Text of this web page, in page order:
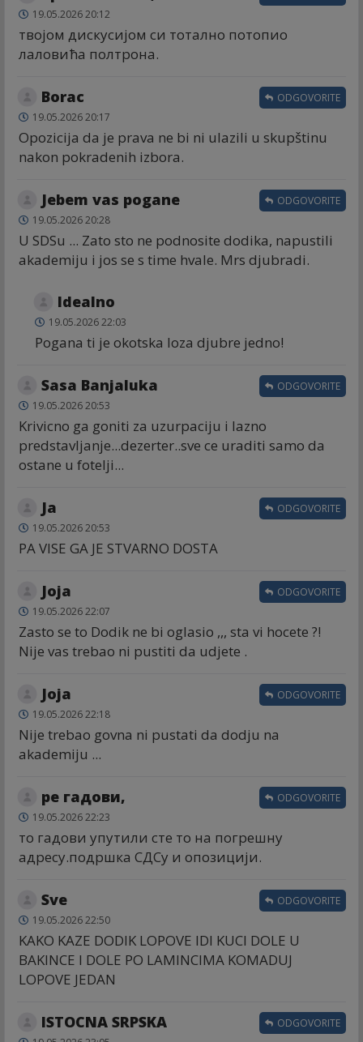
19.05.2026 20:12
твојом дискусијом си тотално потопио
лаловића полтрона.
Borac
19.05.2026 20:17
Opozicija da je prava ne bi ni ulazili u skupštinu
nakon pokradenih izbora.
ODGOVORITE
Jebem vas pogane
19.05.2026 20:28
U SDSu ... Zato sto ne podnosite dodika, napustili
akademiju i jos se s time hvale. Mrs djubradi.
ODGOVORITE
Idealno
19.05.2026 22:03
Pogana ti je okotska loza djubre jedno!
Sasa Banjaluka
19.05.2026 20:53
Krivicno ga goniti za uzurpaciju i lazno
predstavljanje...dezerter..sve ce uraditi samo da
ostane u fotelji...
ODGOVORITE
Ja
19.05.2026 20:53
PA VISE GA JE STVARNO DOSTA
ODGOVORITE
Joja
19.05.2026 22:07
Zasto se to Dodik ne bi oglasio ,,, sta vi hocete ?!
Nije vas trebao ni pustiti da udjete .
ODGOVORITE
Joja
19.05.2026 22:18
Nije trebao govna ni pustati da dodju na
akademiju ...
ODGOVORITE
ре гадови,
19.05.2026 22:23
то гадови упутили сте то на погрешну
адресу.подршка СДСу и опозицији.
ODGOVORITE
Sve
19.05.2026 22:50
KAKO KAZE DODIK LOPOVE IDI KUCI DOLE U
BAKINCE I DOLE PO LAMINCIMA KOMADUJ
LOPOVE JEDAN
ODGOVORITE
ISTOCNA SRPSKA ODGOVORITE